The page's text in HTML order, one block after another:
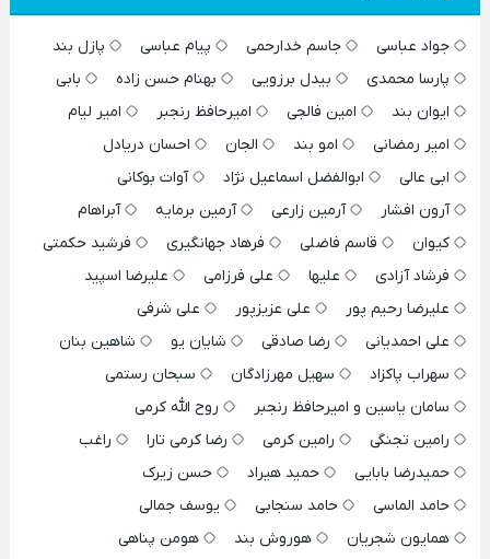
جواد عباسی جاسم خدارحمی پیام عباسی
پازل بند
پارسا محمدی
بیدل برزویی بهنام حسن زاده
بابی
ایوان بند
امین فالجی امیرحافظ رنجبر
امیر لیام
امیر رمضانی
امو بند الجان
احسان دریادل
ابی عالی
ابوالفضل اسماعیل نژاد
آوات بوکانی
آرون افشار
آرمین زارعی آرمین برمایه
آبراهام
کیوان
قاسم فاضلی فرهاد جهانگیری
فرشید حکمتی
فرشاد آزادی
علیها علی فرزامی
علیرضا اسپید
علیرضا رحیم پور
علی عزیزپور
علی شرفی
علی احمدیانی
رضا صادقی شایان یو
شاهین بنان
سهراب پاکزاد
سهیل مهرزادگان
سبحان رستمی
سامان یاسین و امیرحافظ رنجبر
روح الله کرمی
رامین تجنگی
رامین کرمی رضا کرمی تارا
راغب
حمیدرضا بابایی
حمید هیراد
حسن زیرک
حامد الماسی
حامد سنجابی
یوسف جمالی
همایون شجریان
هوروش بند
هومن پناهی